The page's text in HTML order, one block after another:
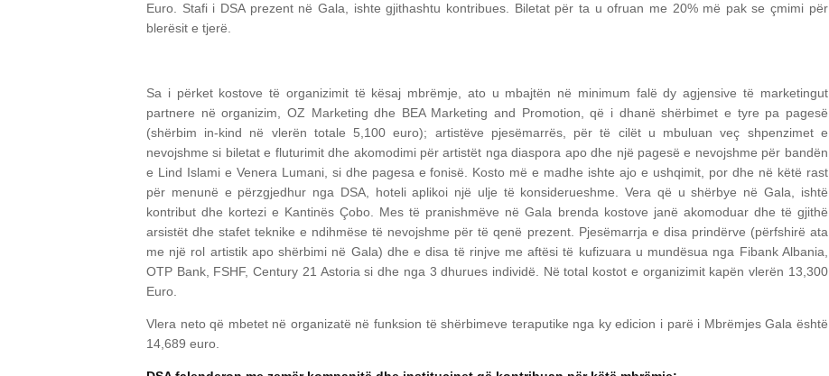
Euro. Stafi i DSA prezent në Gala, ishte gjithashtu kontribues. Biletat për ta u ofruan me 20% më pak se çmimi për
blerësit e tjerë.
Sa i përket kostove të organizimit të kësaj mbrëmje, ato u mbajtën në minimum falë dy agjensive të marketingut
partnere në organizim, OZ Marketing dhe BEA Marketing and Promotion, që i dhanë shërbimet e tyre pa pagesë
(shërbim in-kind në vlerën totale 5,100 euro); artistëve pjesëmarrës, për të cilët u mbuluan veç shpenzimet e
nevojshme si biletat e fluturimit dhe akomodimi për artistët nga diaspora apo dhe një pagesë e nevojshme për bandën
e Lind Islami e Venera Lumani, si dhe pagesa e fonisë. Kosto më e madhe ishte ajo e ushqimit, por dhe në këtë rast
për menunë e përzgjedhur nga DSA, hoteli aplikoi një ulje të konsiderueshme. Vera që u shërbye në Gala, ishtë
kontribut dhe kortezi e Kantinës Çobo. Mes të pranishmëve në Gala brenda kostove janë akomoduar dhe të gjithë
arsistët dhe stafet teknike e ndihmëse të nevojshme për të qenë prezent. Pjesëmarrja e disa prindërve (përfshirë ata
me një rol artistik apo shërbimi në Gala) dhe e disa të rinjve me aftësi të kufizuara u mundësua nga Fibank Albania,
OTP Bank, FSHF, Century 21 Astoria si dhe nga 3 dhurues individë. Në total kostot e organizimit kapën vlerën 13,300
Euro.
Vlera neto që mbetet në organizatë në funksion të shërbimeve teraputike nga ky edicion i parë i Mbrëmjes Gala është
14,689 euro.